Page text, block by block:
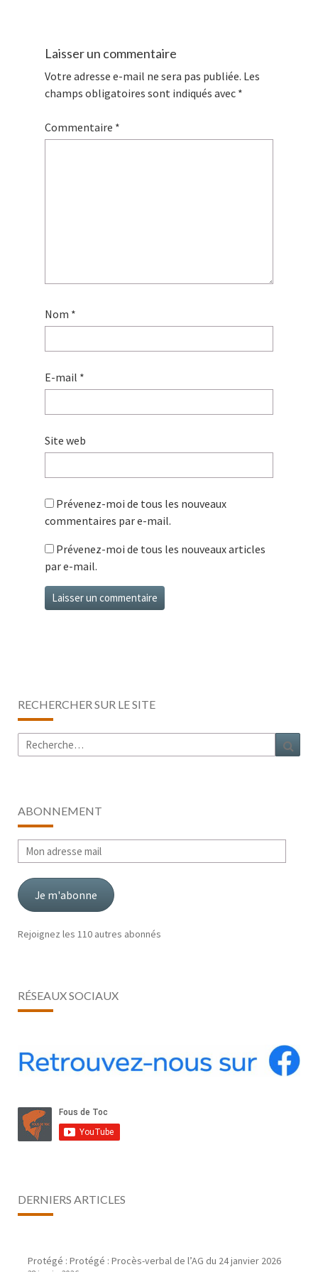
Laisser un commentaire
Votre adresse e-mail ne sera pas publiée. Les
champs obligatoires sont indiqués avec *
Commentaire *
Nom *
E-mail *
Site web
Prévenez-moi de tous les nouveaux
commentaires par e-mail.
Prévenez-moi de tous les nouveaux articles
par e-mail.
RECHERCHER SUR LE SITE
Rechercher :
ABONNEMENT
Mon
adresse
mail
Je m'abonne
Rejoignez les 110 autres abonnés
RÉSEAUX SOCIAUX
DERNIERS ARTICLES
Protégé : Protégé : Procès-verbal de l’AG du 24 janvier 2026